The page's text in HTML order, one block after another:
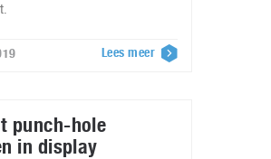
Lees meer
punch-hole
in display